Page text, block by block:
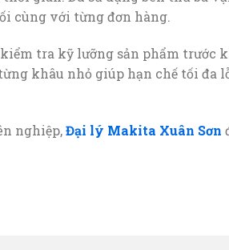
cùng với từng đơn hàng.
tra kỹ lưỡng sản phẩm trước
khâu nhỏ giúp hạn chế tối đa
nghiệp,Đại lý Makita Xuân Sơn